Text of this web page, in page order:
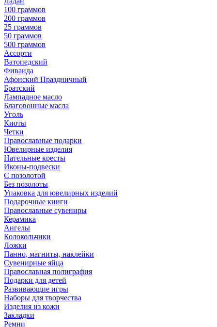
100 граммов
200 граммов
25 граммов
50 граммов
500 граммов
Ассорти
Ватопедский
Фиваида
Афонский Праздничный
Братский
Лампадное масло
Благовонные масла
Уголь
Киоты
Четки
Православные подарки
Ювелирные изделия
Нательные кресты
Иконы-подвески
С позолотой
Без позолоты
Упаковка для ювелирных изделий
Подарочные книги
Православные сувениры
Керамика
Ангелы
Колокольчики
Ложки
Панно, магниты, наклейки
Сувенирные яйца
Православная полиграфия
Подарки для детей
Развивающие игры
Наборы для творчества
Изделия из кожи
Закладки
Ремни